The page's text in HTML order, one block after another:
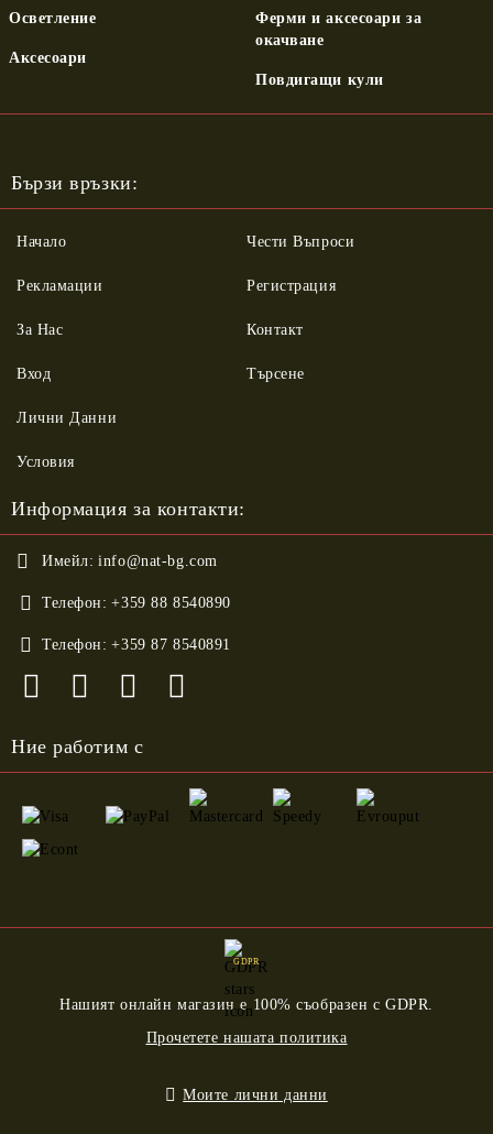
Осветление
Аксесоари
Ферми и аксесоари за
окачване
Повдигащи кули
Бързи връзки:
Начало
Рекламации
За Нас
Вход
Чести Въпроси
Регистрация
Контакт
Търсене
Лични Данни
Условия
Информация за контакти:
Имейл: info@nat-bg.com
Телефон: +359 88 8540890
Телефон: +359 87 8540891
Ние работим с
GDPR
Нашият онлайн магазин е 100% съобразен с GDPR.
Прочетете нашата политика
Моите лични данни